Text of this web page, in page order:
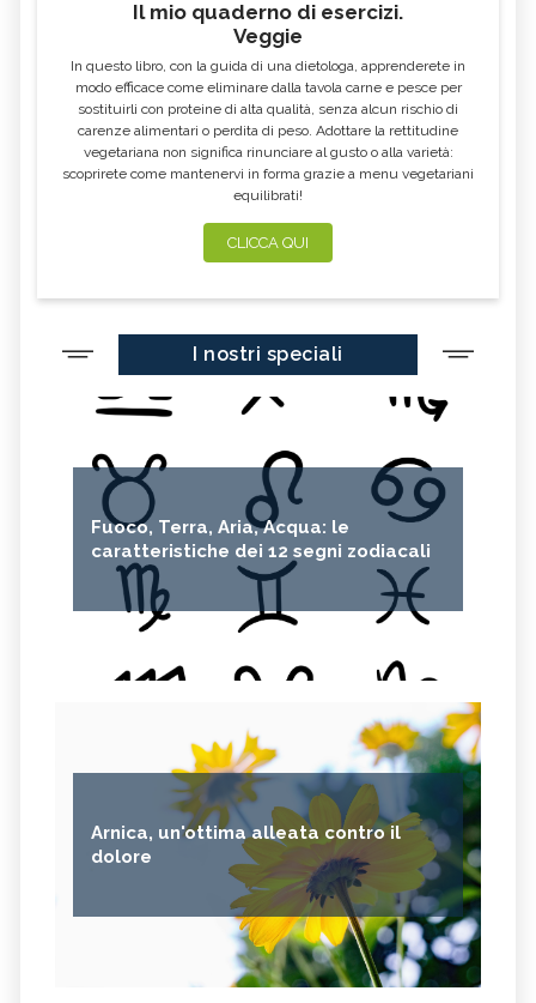
Il mio quaderno di esercizi.
Veggie
In questo libro, con la guida di una dietologa, apprenderete in
modo efficace come eliminare dalla tavola carne e pesce per
sostituirli con proteine di alta qualità, senza alcun rischio di
carenze alimentari o perdita di peso. Adottare la rettitudine
vegetariana non significa rinunciare al gusto o alla varietà:
scoprirete come mantenervi in forma grazie a menu vegetariani
equilibrati!
CLICCA QUI
I nostri speciali
Fuoco, Terra, Aria, Acqua: le
caratteristiche dei 12 segni zodiacali
Arnica, un'ottima alleata contro il
dolore